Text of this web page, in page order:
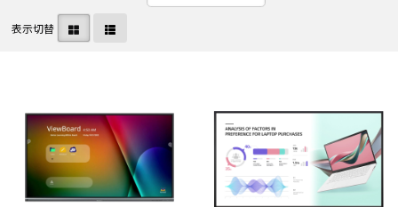
表示切替